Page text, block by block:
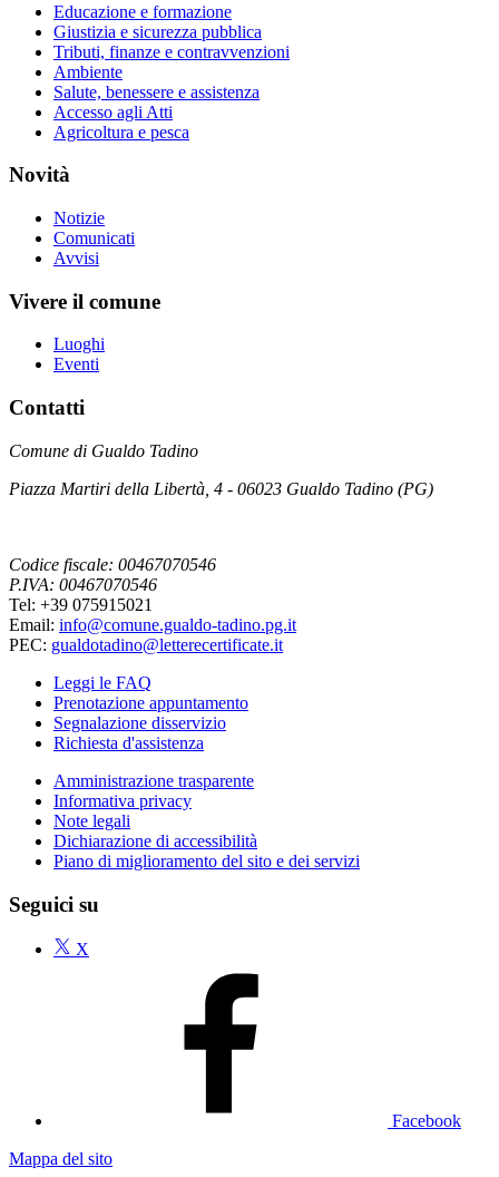
Educazione e formazione
Giustizia e sicurezza pubblica
Tributi, finanze e contravvenzioni
Ambiente
Salute, benessere e assistenza
Accesso agli Atti
Agricoltura e pesca
Novità
Notizie
Comunicati
Avvisi
Vivere il comune
Luoghi
Eventi
Contatti
Comune di Gualdo Tadino
Piazza Martiri della Libertà, 4 - 06023 Gualdo Tadino (PG)
Codice fiscale: 00467070546
P.IVA: 00467070546
Tel: +39 075915021
Email: info@comune.gualdo-tadino.pg.it
PEC: gualdotadino@letterecertificate.it
Leggi le FAQ
Prenotazione appuntamento
Segnalazione disservizio
Richiesta d'assistenza
Amministrazione trasparente
Informativa privacy
Note legali
Dichiarazione di accessibilità
Piano di miglioramento del sito e dei servizi
Seguici su
X
Facebook
Mappa del sito